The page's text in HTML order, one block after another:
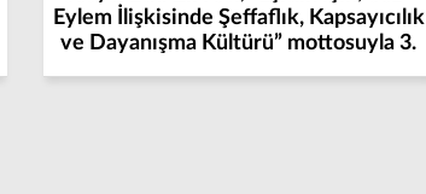
Eylem İlişkisinde Şeffaflık, Kapsayıcılık
ve Dayanışma Kültürü” mottosuyla 3.